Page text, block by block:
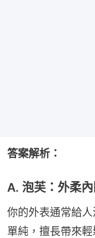
答案解析：
A. 泡芙：外柔內
你的外表通常給
單純，擅長帶來